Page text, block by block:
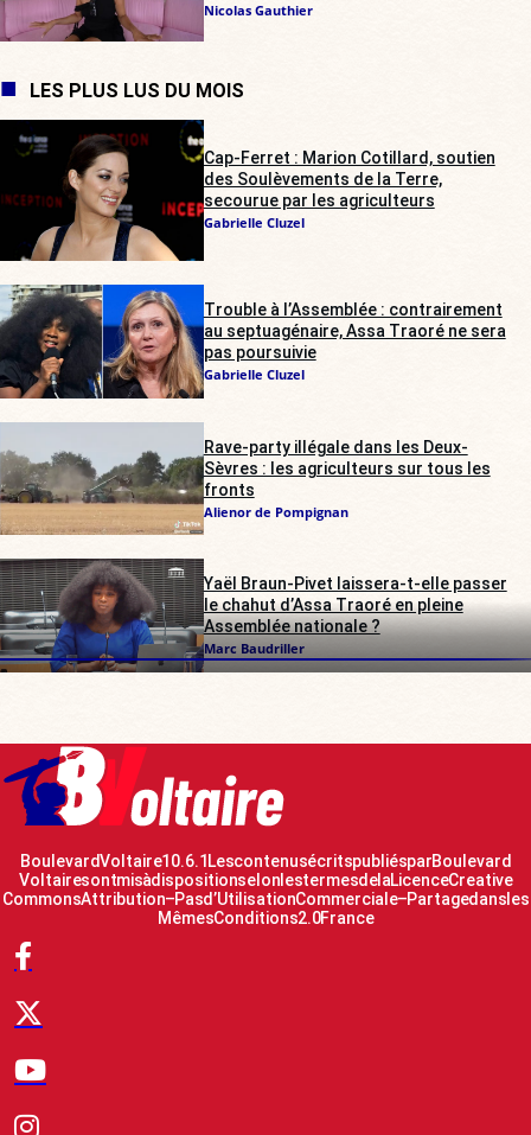
Nicolas Gauthier
LES PLUS LUS DU MOIS
Cap-Ferret : Marion Cotillard, soutien
des Soulèvements de la Terre,
secourue par les agriculteurs
Gabrielle Cluzel
Trouble à l’Assemblée : contrairement
au septuagénaire, Assa Traoré ne sera
pas poursuivie
Gabrielle Cluzel
Rave-party illégale dans les Deux-
Sèvres : les agriculteurs sur tous les
fronts
Alienor de Pompignan
Yaël Braun-Pivet laissera-t-elle passer
le chahut d’Assa Traoré en pleine
Assemblée nationale ?
Marc Baudriller
Boulevard Voltaire 10.6.1 Les contenus écrits publiés par Boulevard
Voltaire sont mis à disposition selon les termes de la Licence Creative
Commons Attribution – Pas d’Utilisation Commerciale – Partage dans les
Mêmes Conditions 2.0 France